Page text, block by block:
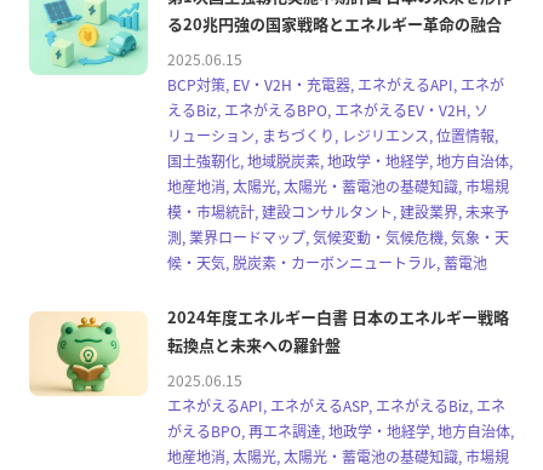
る20兆円強の国家戦略とエネルギー革命の融合
2025.06.15
BCP対策, EV・V2H・充電器, エネがえるAPI, エネが
えるBiz, エネがえるBPO, エネがえるEV・V2H, ソ
リューション, まちづくり, レジリエンス, 位置情報,
国土強靭化, 地域脱炭素, 地政学・地経学, 地方自治体,
地産地消, 太陽光, 太陽光・蓄電池の基礎知識, 市場規
模・市場統計, 建設コンサルタント, 建設業界, 未来予
測, 業界ロードマップ, 気候変動・気候危機, 気象・天
候・天気, 脱炭素・カーボンニュートラル, 蓄電池
2024年度エネルギー白書 日本のエネルギー戦略
転換点と未来への羅針盤
2025.06.15
エネがえるAPI, エネがえるASP, エネがえるBiz, エネ
がえるBPO, 再エネ調達, 地政学・地経学, 地方自治体,
地産地消, 太陽光, 太陽光・蓄電池の基礎知識, 市場規